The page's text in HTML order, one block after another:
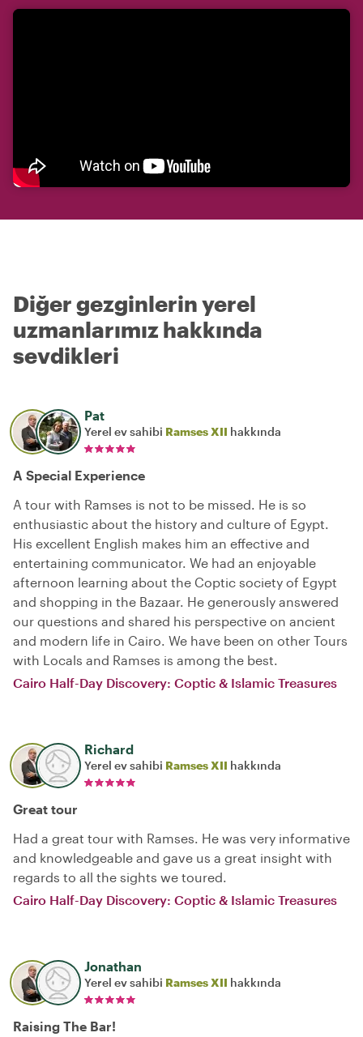
Diğer gezginlerin yerel
uzmanlarımız hakkında
sevdikleri
Pat
Yerel ev sahibi Ramses XII hakkında
A Special Experience
A tour with Ramses is not to be missed. He is so
enthusiastic about the history and culture of Egypt.
His excellent English makes him an effective and
entertaining communicator. We had an enjoyable
afternoon learning about the Coptic society of Egypt
and shopping in the Bazaar. He generously answered
our questions and shared his perspective on ancient
and modern life in Cairo. We have been on other Tours
with Locals and Ramses is among the best.
Cairo Half-Day Discovery: Coptic & Islamic Treasures
Richard
Yerel ev sahibi Ramses XII hakkında
Great tour
Had a great tour with Ramses. He was very informative
and knowledgeable and gave us a great insight with
regards to all the sights we toured.
Cairo Half-Day Discovery: Coptic & Islamic Treasures
Jonathan
Yerel ev sahibi Ramses XII hakkında
Raising The Bar!